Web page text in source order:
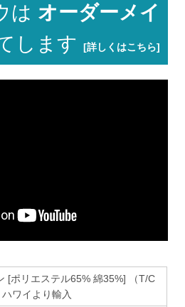
は オーダーメイ
します[詳しくはこちら]
[ポリエステル65% 綿35%] （T/C
ワイより輸入